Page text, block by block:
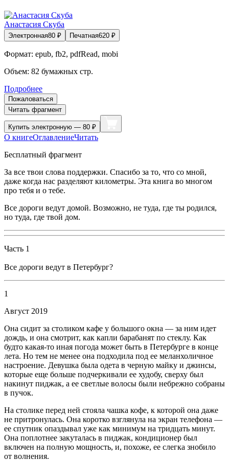
Анастасия Скуба
Электронная80 ₽ Печатная620 ₽
Формат: epub, fb2, pdfRead, mobi
Объем: 82 бумажных стр.
Подробнее
Пожаловаться
Читать фрагмент
Купить электронную — 80 ₽
О книгеОглавлениеЧитать
Бесплатный фрагмент
За все твои слова поддержки. Спасибо за то, что со мной,
даже когда нас разделяют километры. Эта книга во многом
про тебя и о тебе.
Все дороги ведут домой. Возможно, не туда, где ты родился,
но туда, где твой дом.
Часть 1
Все дороги ведут в Петербург?
1
Август 2019
Она сидит за столиком кафе у большого окна — за ним идет
дождь, и она смотрит, как капли барабанят по стеклу. Как
будто какая-то иная погода может быть в Петербурге в конце
лета. Но тем не менее она подходила под ее меланхоличное
настроение. Девушка была одета в черную майку и джинсы,
которые еще больше подчеркивали ее худобу, сверху был
накинут пиджак, а ее светлые волосы были небрежно собраны
в пучок.
На столике перед ней стояла чашка кофе, к которой она даже
не притронулась. Она коротко взглянула на экран телефона —
ее спутник опаздывал уже как минимум на тридцать минут.
Она поплотнее закуталась в пиджак, кондиционер был
включен на полную мощность, и, похоже, ее слегка знобило
от волнения.